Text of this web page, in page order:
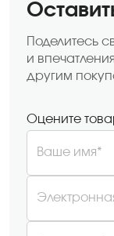
Поделитесь
и
другим
Оцените
Ваше имя*